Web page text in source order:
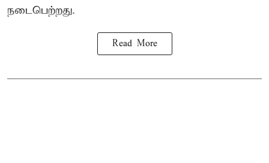
நடைபெற்றது.
Read More